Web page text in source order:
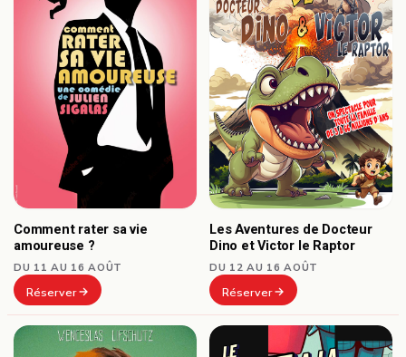
Comment rater sa vie
amoureuse ?
DU 11 AU 16 AOÛT
Réserver
Les Aventures de Docteur
Dino et Victor le Raptor
DU 12 AU 16 AOÛT
Réserver